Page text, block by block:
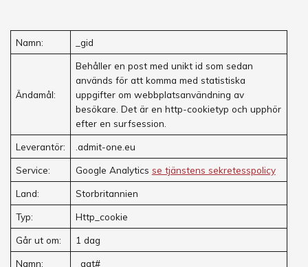
Namn: _gid
Ändamål:
Behåller en post med unikt id som sedan
används för att komma med statistiska
uppgifter om webbplatsanvändning av
besökare. Det är en http-cookietyp och upphör
efter en surfsession.
Leverantör:
.admit-one.eu
Service:
Google Analytics se tjänstens sekretesspolicy
Land:
Storbritannien
Typ:
Http_cookie
Går ut om:
1 dag
Namn:
_gat#